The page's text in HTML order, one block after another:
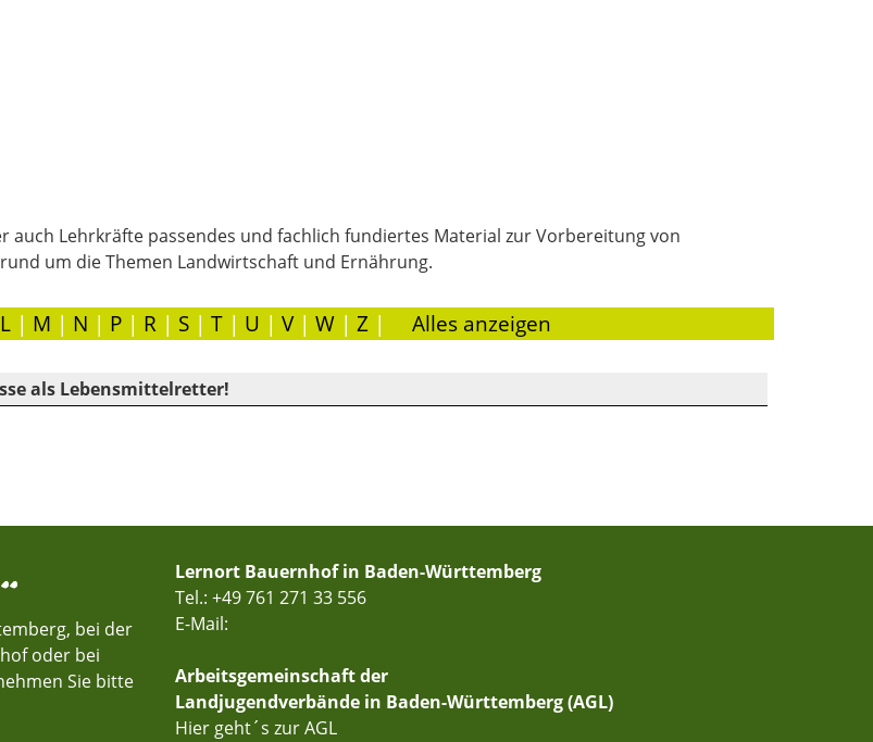
auch Lehrkräfte passendes und fachlich fundiertes Material zur Vorbereitung von
um die Themen Landwirtschaft und Ernährung.
L| M | N | P| R| S| T| U | V| W| Z | Alles anzeigen
als Lebensmittelretter!
bei der
oder bei
Sie bitte
Lernort Bauernhof in Baden-Württemberg
Tel.: +49 761 271 33 556
E-Mail:
Arbeitsgemeinschaft der
Landjugendverbände in Baden-Württemberg (AGL)
Hier geht´s zur AGL